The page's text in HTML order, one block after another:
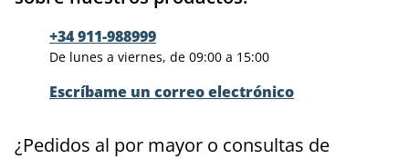
+34 911-988999
De lunes a viernes, de 09:00 a 15:00
Escríbame un correo electrónico
¿Pedidos al por mayor o consultas de